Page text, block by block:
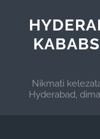
Nikmati
Hyderabad,